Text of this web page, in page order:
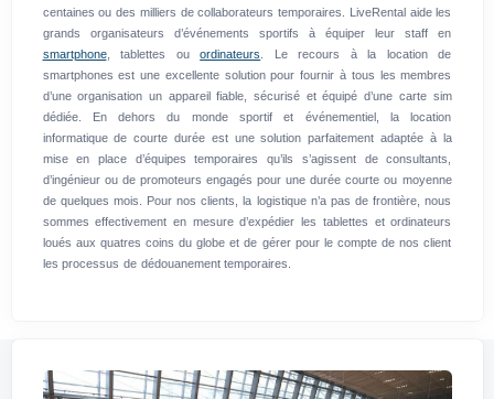
centaines ou des milliers de collaborateurs temporaires. LiveRental aide les
grands organisateurs d’événements sportifs à équiper leur staff en
smartphone, tablettes ouordinateurs . Le recours à la location de
smartphones est une excellente solution pour fournir à tous les membres
d’une organisation un appareil fiable, sécurisé et équipé d’une carte sim
dédiée. En dehors du monde sportif et événementiel, la location
informatique de courte durée est une solution parfaitement adaptée à la
mise en place d’équipes temporaires qu’ils s’agissent de consultants,
d’ingénieur ou de promoteurs engagés pour une durée courte ou moyenne
de quelques mois. Pour nos clients, la logistique n’a pas de frontière, nous
sommes effectivement en mesure d’expédier les tablettes et ordinateurs
loués aux quatres coins du globe et de gérer pour le compte de nos client
les processus de dédouanement temporaires.